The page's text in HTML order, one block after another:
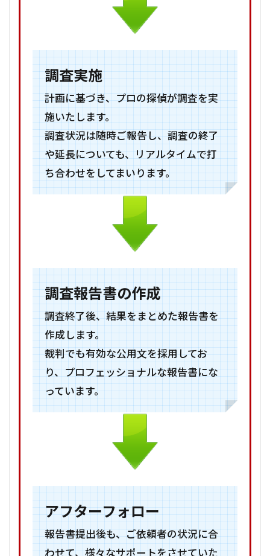
調査実施
計画に基づき、プロの探偵が調査を実
施いたします。
調査状況は随時ご報告し、調査の終了
や延長についても、リアルタイムで打
ち合わせをしてまいります。
調査報告書の作成
調査終了後、結果をまとめた報告書を
作成します。
裁判でも有効な公用文を採用してお
り、プロフェッショナルな報告書にな
っています。
アフターフォロー
報告書提出後も、ご依頼者の状況に合
わせて、様々なサポートをさせていた